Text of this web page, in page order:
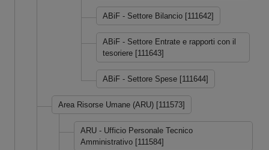
ABiF - Settore Bilancio [111642]
ABiF - Settore Entrate e rapporti con il
tesoriere [111643]
ABiF - Settore Spese [111644]
Area Risorse Umane (ARU) [111573]
ARU - Ufficio Personale Tecnico
Amministrativo [111584]